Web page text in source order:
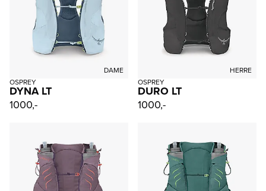
DAME
OSPREY
DYNA LT
1000,-
HERRE
OSPREY
DURO LT
1000,-